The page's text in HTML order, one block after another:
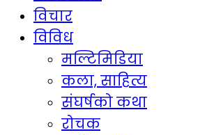
विचार
विविध
मल्टिमिडिया
कला, साहित्य
संघर्षको कथा
रोचक